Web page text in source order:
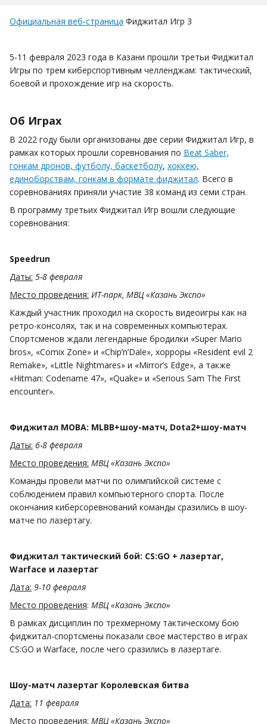
Официальная веб-страница Фиджитал Игр 3
5-11 февраля 2023 года в Казани прошли третьи Фиджитал
Игры по трем киберспортивным челленджам: тактический,
боевой и прохождение игр на скорость.
Об Играх
В 2022 году были организованы две серии Фиджитал Игр, в
рамках которых прошли соревнования по Beat Saber,
гонкам дронов, футболу, баскетболу, хоккею,
единоборствам, гонкам в формате фиджитал. Всего в
соревнованиях приняли участие 38 команд из семи стран.
В программу третьих Фиджитал Игр вошли следующие
соревнования:
Speedrun
Даты: 5-8 февраля
Место проведения: ИТ-парк, МВЦ «Казань Экспо»
Каждый участник проходил на скорость видеоигры как на
ретро-консолях, так и на современных компьютерах.
Спортсменов ждали легендарные бродилки «Super Mario
bros», «Comix Zone» и «Chip’n’Dale», хорроры «Resident evil 2
Remake», «Little Nightmares» и «Mirror’s Edge», а также
«Hitman: Codename 47», «Quake» и «Serious Sam The First
encounter».
Фиджитал MOBA: MLBB+шоу-матч, Dota2+шоу-матч
Даты: 6-8 февраля
Место проведения: МВЦ «Казань Экспо»
Команды провели матчи по олимпийской системе с
соблюдением правил компьютерного спорта. После
окончания киберсоревнований команды сразились в шоу-
матче по лазертагу.
Фиджитал тактический бой: CS:GO + лазертаг,
Warface и лазертаг
Дата: 9-10 февраля
Место проведения: МВЦ «Казань Экспо»
В рамках дисциплин по трехмерному тактическому бою
фиджитал-спортсмены показали свое мастерство в играх
CS:GO и Warface, после чего сразились в лазертаге.
Шоу-матч лазертаг Королевская битва
Дата: 11 февраля
Место проведения: МВЦ «Казань Экспо»